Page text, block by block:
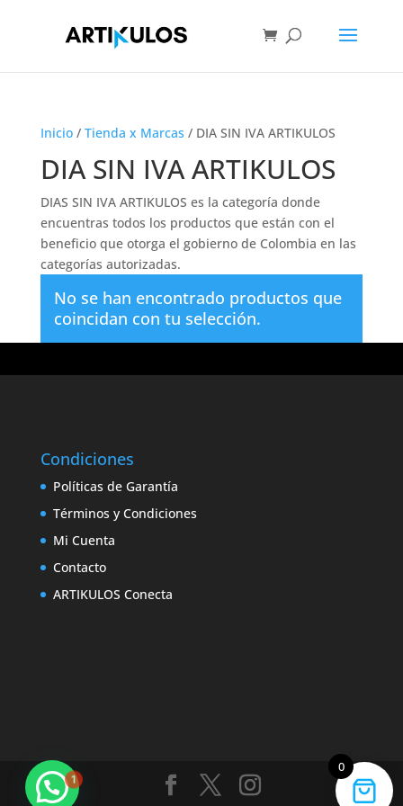
Inicio/ Tienda x Marcas / DIA SIN IVA ARTIKULOS
DIA SIN IVA ARTIKULOS
DIAS SIN IVA ARTIKULOS es la categoría donde
encuentras todos los productos que están con el
beneficio que otorga el gobierno de Colombia en las
categorías autorizadas.
No se han encontrado productos que
coincidan con tu selección.
Condiciones
Políticas de Garantía
Términos y Condiciones
Mi Cuenta
Contacto
ARTIKULOS Conecta
0
1